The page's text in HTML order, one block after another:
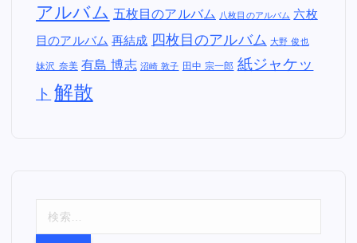
アルバム 五枚目のアルバム 八枚目のアルバム 六枚
目のアルバム 再結成 四枚目のアルバム 大野 俊也
妹沢 奈美 有島 博志 沼崎 敦子 田中 宗一郎 紙ジャケッ
ト 解散